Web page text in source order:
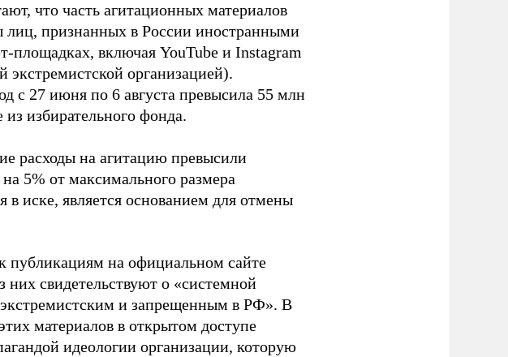
что часть агитационных материалов
лиц, признанных в России иностранными
площадках, включая YouTube и Instagram
организацией).
с 27 июня по 6 августа превысила 55 млн
избирательного фонда.
расходы на агитацию превысили
5% от максимального размера
в иске, является основанием для отмены
публикациям на официальном сайте
свидетельствуют о «системной
и запрещенным в РФ». В
материалов в открытом доступе
идеологии организации, которую